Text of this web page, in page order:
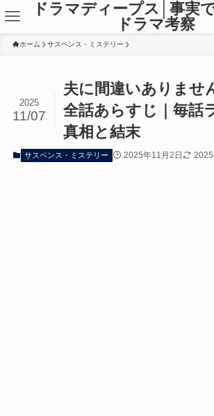
ドラマディープス│事実
ドラマ考察
ホーム サスペンス・ミステリー
夫に間違いありませ
全話あらすじ｜毎話
真相と結末
2025
11/07
サスペンス・ミステリー 2025年11月2日 2025